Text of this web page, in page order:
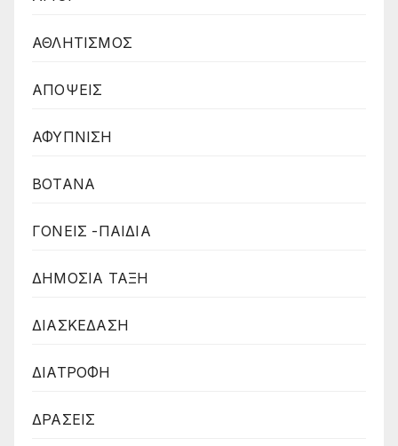
ΑΘΛΗΤΙΣΜΟΣ
ΑΠΟΨΕΙΣ
ΑΦΥΠΝΙΣΗ
ΒΟΤΑΝΑ
ΓΟΝΕΙΣ -ΠΑΙΔΙΑ
ΔΗΜΟΣΙΑ ΤΑΞΗ
ΔΙΑΣΚΕΔΑΣΗ
ΔΙΑΤΡΟΦΗ
ΔΡΑΣΕΙΣ